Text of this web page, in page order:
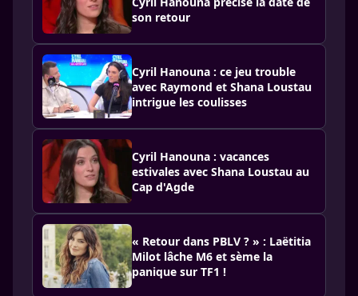
son retour
Cyril Hanouna : ce jeu trouble
avec Raymond et Shana Loustau
intrigue les coulisses
Cyril Hanouna : vacances
estivales avec Shana Loustau au
Cap d'Agde
« Retour dans PBLV ? » : Laëtitia
Milot lâche M6 et sème la
panique sur TF1 !